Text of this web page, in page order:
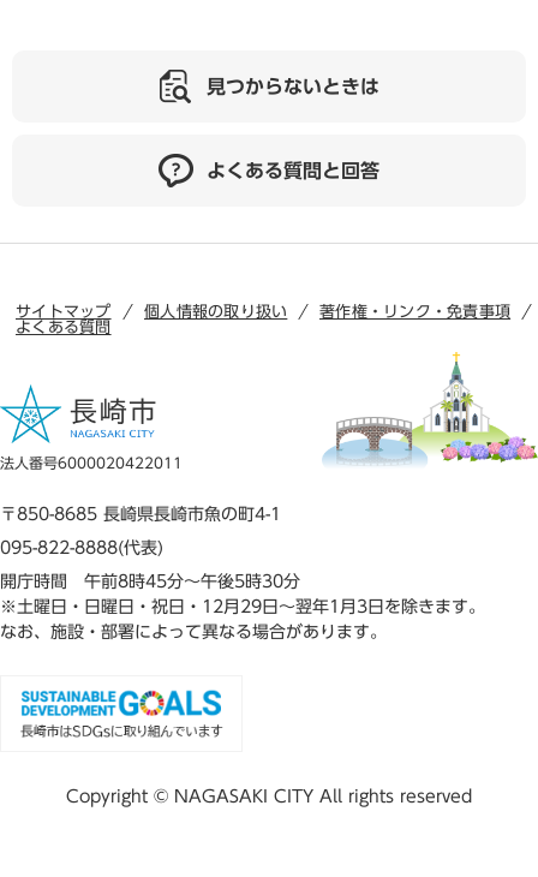
見つからないときは
よくある質問と回答
サイトマップ 個人情報の取り扱い
著作権・リンク・免責事項
よくある質問
法人番号6000020422011
〒850-8685 長崎県長崎市魚の町4-1
095-822-8888(代表)
開庁時間 午前8時45分～午後5時30分
※土曜日・日曜日・祝日・12月29日～翌年1月3日を除きます。
なお、施設・部署によって異なる場合があります。
Copyright © NAGASAKI CITY All rights reserved